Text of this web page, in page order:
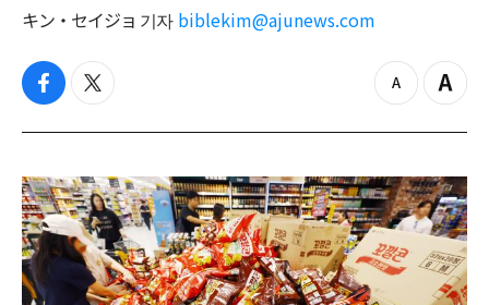
キン・セイジョ 기자 biblekim@ajunews.com
f
c
b
o
o
k
t
i
t
e
r
z
o
o
u
t
Z
o
i
n